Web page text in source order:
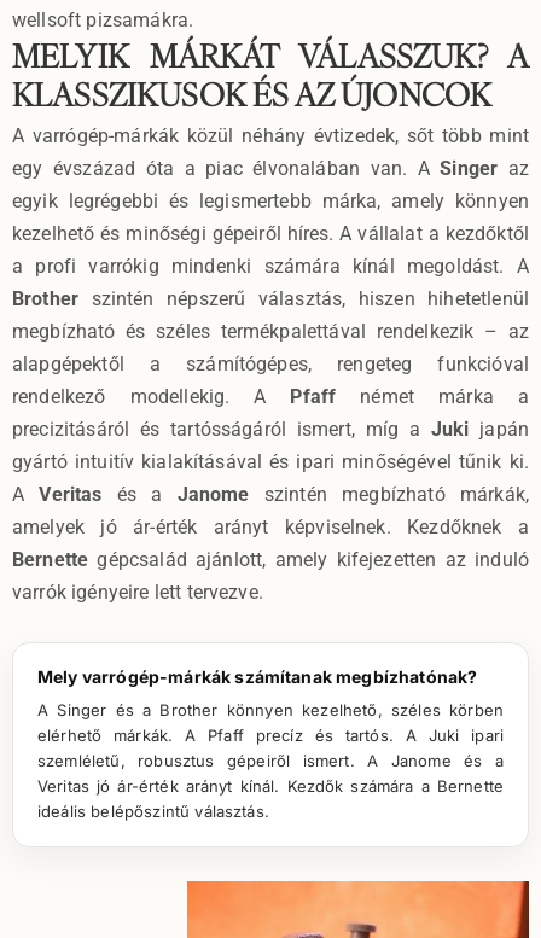
wellsoft pizsamákra.
MELYIK MÁRKÁT VÁLASSZUK? A
KLASSZIKUSOK ÉS AZ ÚJONCOK
A varrógép-márkák közül néhány évtizedek, sőt több mint
egy évszázad óta a piac élvonalában van. ASinger az
egyik legrégebbi és legismertebb márka, amely könnyen
kezelhető és minőségi gépeiről híres. A vállalat a kezdőktől
a profi varrókig mindenki számára kínál megoldást. A
Brother szintén népszerű választás, hiszen hihetetlenül
megbízható és széles termékpalettával rendelkezik – az
alapgépektől a számítógépes, rengeteg funkcióval
rendelkező modellekig. A Pfaff német márka a
precizitásáról és tartósságáról ismert, míg a Juki japán
gyártó intuitív kialakításával és ipari minőségével tűnik ki.
AVeritas és a Janome szintén megbízható márkák,
amelyek jó ár-érték arányt képviselnek. Kezdőknek a
Bernette gépcsalád ajánlott, amely kifejezetten az induló
varrók igényeire lett tervezve.
Mely varrógép-márkák számítanak megbízhatónak?
A Singer és a Brother könnyen kezelhető, széles körben
elérhető márkák. A Pfaff precíz és tartós. A Juki ipari
szemléletű, robusztus gépeiről ismert. A Janome és a
Veritas jó ár-érték arányt kínál. Kezdők számára a Bernette
ideális belépőszintű választás.